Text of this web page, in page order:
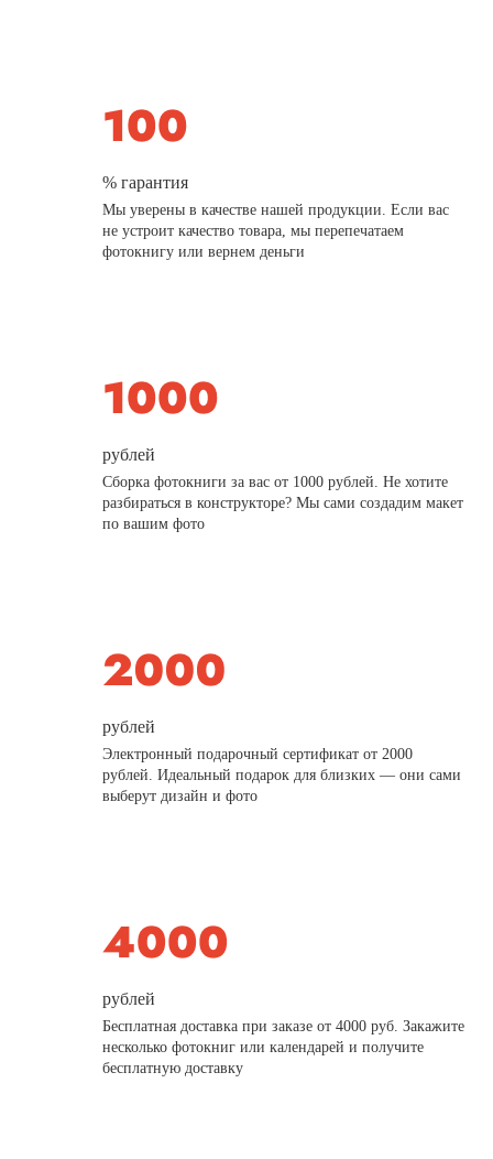
% гарантия
Мы уверены в качестве нашей продукции. Если вас
не устроит качество товара, мы перепечатаем
фотокнигу или вернем деньги
рублей
Сборка фотокниги за вас от 1000 рублей. Не хотите
разбираться в конструкторе? Мы сами создадим макет
по вашим фото
рублей
Электронный подарочный сертификат от 2000
рублей. Идеальный подарок для близких — они сами
выберут дизайн и фото
рублей
Бесплатная доставка при заказе от 4000 руб. Закажите
несколько фотокниг или календарей и получите
бесплатную доставку